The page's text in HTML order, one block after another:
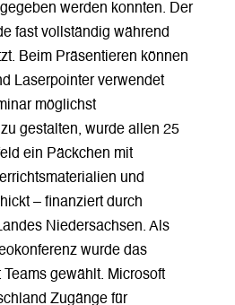
werden konnten. Der
fast vollständig während
Beim Präsentieren können
Laserpointer verwendet
möglichst
gestalten, wurde allen 25
ein Päckchen mit
und
– finanziert durch
Niedersachsen. Als
wurde das
Teams gewählt. Microsoft
Zugänge für